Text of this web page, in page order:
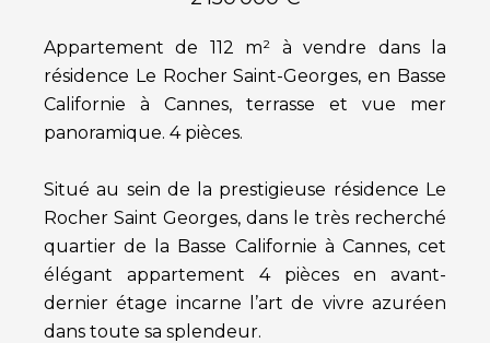
Appartement de 112 m² à vendre dans la
résidence Le Rocher Saint-Georges, en Basse
Californie à Cannes, terrasse et vue mer
panoramique. 4 pièces.
Situé au sein de la prestigieuse résidence Le
Rocher Saint Georges, dans le très recherché
quartier de la Basse Californie à Cannes, cet
élégant appartement 4 pièces en avant-
dernier étage incarne l’art de vivre azuréen
dans toute sa splendeur.